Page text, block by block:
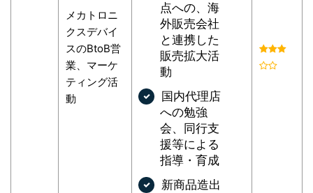
メカトロニ
クスデバイ
スのBtoB営
業、マーケ
ティング活
動
点への、海
外販売会社
と連携した
販売拡大活
動
国内代理店
への勉強
会、同行支
援等による
指導・育成
新商品造出